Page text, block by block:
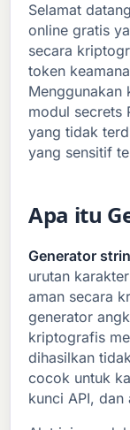
Selamat
online gratis
secara
token
Menggunakan
modul secrets
yang tidak
yang sensitif
Apa itu
Generator
urutan
aman secara
generator
kriptografis
dihasilkan
cocok untuk
kunci API,